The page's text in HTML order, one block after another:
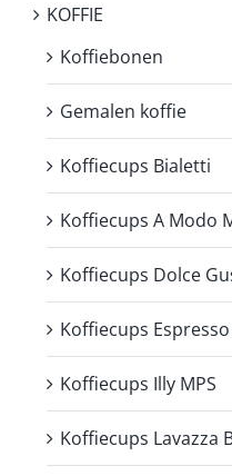
KOFFIE
Koffiebonen
Gemalen koffie
Koffiecups Bialetti
Koffiecups A Modo
Koffiecups Dolce
Koffiecups
Koffiecups Illy MPS
Koffiecups Lavazza